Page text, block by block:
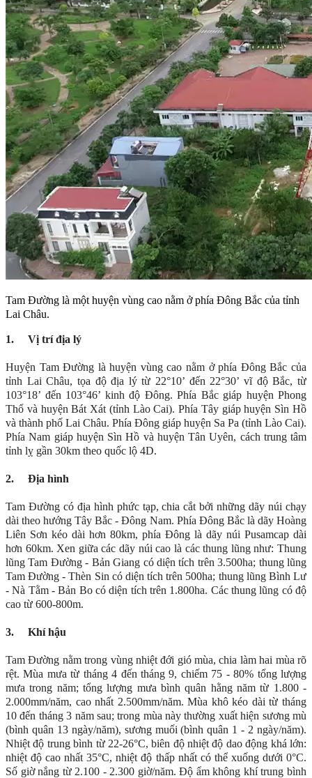
Tam Đường là một huyện vùng cao nằm ở phía Đông Bắc của tỉnh
Lai Châu.
1. Vị trí địa lý
Huyện Tam Đường là huyện vùng cao nằm ở phía Đông Bắc của
tỉnh Lai Châu, tọa độ địa lý từ 22°10’ đến 22°30’ vĩ độ Bắc, từ
103°18’ đến 103°46’ kinh độ Đông. Phía Bắc giáp huyện Phong
Thổ và huyện Bát Xát (tỉnh Lào Cai). Phía Tây giáp huyện Sìn Hồ
và thành phố Lai Châu. Phía Đông giáp huyện Sa Pa (tỉnh Lào Cai).
Phía Nam giáp huyện Sìn Hồ và huyện Tân Uyên, cách trung tâm
tỉnh lỵ gần 30km theo quốc lộ 4D.
2. Địa hình
Tam Đường có địa hình phức tạp, chia cắt bởi những dãy núi chạy
dài theo hướng Tây Bắc - Đông Nam. Phía Đông Bắc là dãy Hoàng
Liên Sơn kéo dài hơn 80km, phía Đông là dãy núi Pusamcap dài
hơn 60km. Xen giữa các dãy núi cao là các thung lũng như: Thung
lũng Tam Đường - Bản Giang có diện tích trên 3.500ha; thung lũng
Tam Đường - Thèn Sin có diện tích trên 500ha; thung lũng Bình Lư
- Nà Tằm - Bản Bo có diện tích trên 1.800ha. Các thung lũng có độ
cao từ 600-800m.
3. Khí hậu
Tam Đường nằm trong vùng nhiệt đới gió mùa, chia làm hai mùa rõ
rệt. Mùa mưa từ tháng 4 đến tháng 9, chiếm 75 - 80% tổng lượng
mưa trong năm; tổng lượng mưa bình quân hằng năm từ 1.800 -
2.000mm/năm, cao nhất 2.500mm/năm. Mùa khô kéo dài từ tháng
10 đến tháng 3 năm sau; trong mùa này thường xuất hiện sương mù
(bình quân 13 ngày/năm), sương muối (bình quân 1 - 2 ngày/năm).
Nhiệt độ trung bình từ 22-26°C, biên độ nhiệt độ dao động khá lớn:
nhiệt độ cao nhất 35°C, nhiệt độ thấp nhất có thể xuống dưới 0°C.
Số giờ nắng từ 2.100 - 2.300 giờ/năm. Độ ẩm không khí trung bình